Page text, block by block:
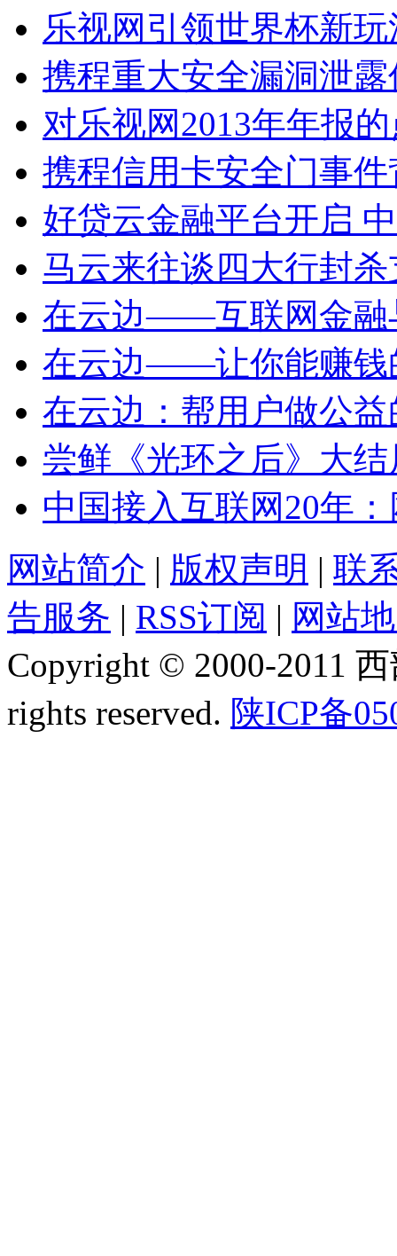
乐视网引领世界杯新
携程重大安全漏洞泄
对乐视网2013年年报
携程信用卡安全门事
好贷云金融平台开启
马云来往谈四大行封
在云边——互联网金融
在云边——让你能赚钱
在云边：帮用户做公益
尝鲜《光环之后》大
中国接入互联网20年
网站简介 | 版权声明 | 联
告服务 | RSS订阅 | 网站
Copyright © 2000-2011
rights reserved. 陕ICP备